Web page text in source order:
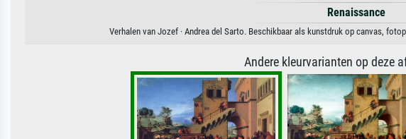
Renaissance
Verhalen van Jozef · Andrea del Sarto. Beschikbaar als kunstdruk op canvas,
Andere kleurvarianten op deze